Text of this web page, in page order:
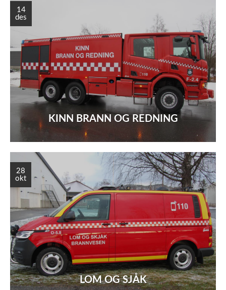
KINN BRANN OG REDNING
14
des
LOM OG SJÅK
28
okt